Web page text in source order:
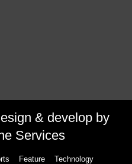
& develop by
Services
Feature Technology